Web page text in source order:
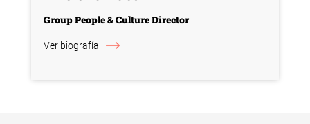
Group People & Culture Director
Ver biografía